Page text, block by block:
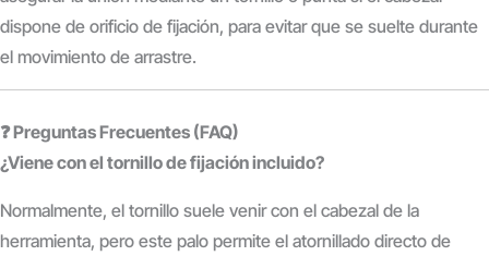
dispone de orificio de fijación, para evitar que se suelte durante
el movimiento de arrastre.
❓ Preguntas Frecuentes (FAQ)
¿Viene con el tornillo de fijación incluido?
Normalmente, el tornillo suele venir con el cabezal de la
herramienta, pero este palo permite el atornillado directo de